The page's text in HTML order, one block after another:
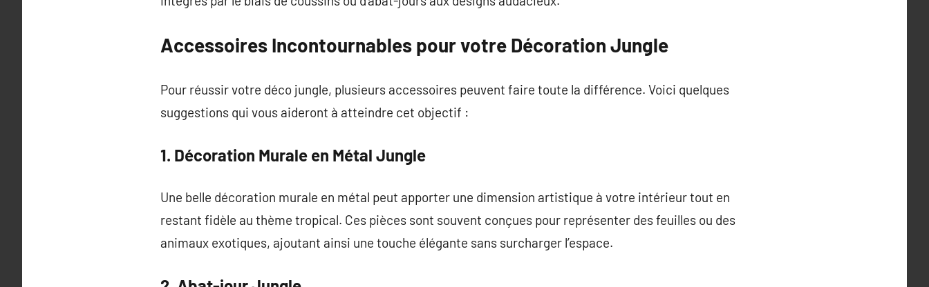
Accessoires Incontournables pour votre Décoration Jungle
Pour réussir votre déco jungle, plusieurs accessoires peuvent faire toute la différence. Voici quelques
suggestions qui vous aideront à atteindre cet objectif :
1. Décoration Murale en Métal Jungle
Une belle décoration murale en métal peut apporter une dimension artistique à votre intérieur tout en
restant fidèle au thème tropical. Ces pièces sont souvent conçues pour représenter des feuilles ou des
animaux exotiques, ajoutant ainsi une touche élégante sans surcharger l’espace.